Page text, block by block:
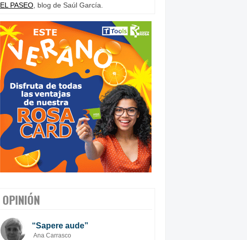
EL PASEO, blog de Saúl García.
OPINIÓN
“Sapere aude”
Ana Carrasco